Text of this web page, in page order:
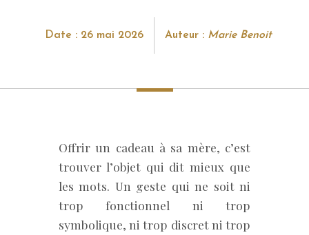
Date : 26 mai 2026 Auteur : Marie Benoit
Offrir un cadeau à sa mère, c’est
trouver l’objet qui dit mieux que
les mots. Un geste qui ne soit ni
trop fonctionnel ni trop
symbolique, ni trop discret ni trop